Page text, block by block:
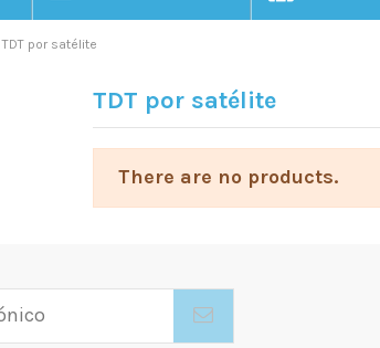
TDT por satélite
TDT por satélite
There are no products.